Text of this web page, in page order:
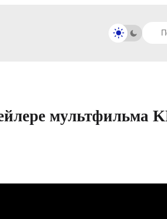
мультфильма